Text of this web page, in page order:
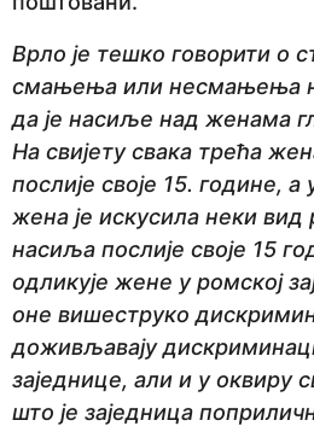
Врло је тешко говорити о
смањења или несмањења
да је насиље над женама
На свијету свака трећа
послије своје 15. године,
жена је искусила неки вид
насиља послије своје 15
одликује жене у ромској
оне вишеструко
доживљавају
заједнице, али и у оквиру
што је заједница